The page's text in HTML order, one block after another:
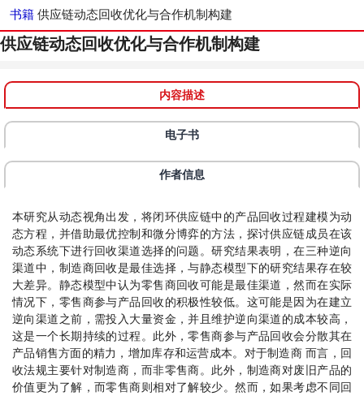
书籍 供应链动态回收优化与合作机制构建
供应链动态回收优化与合作机制构建
内容描述
电子书
作者信息
本研究从动态视角出发，将闭环供应链中的产品回收过程建模为动
态方程，并借助最优控制和微分博弈的方法，探讨供应链成员在该
动态系统下进行回收渠道选择的问题。研究结果表明，在三种逆向
渠道中，制造商回收是最佳选择，与静态模型下的研究结果存在较
大差异。静态模型中认为零售商回收可能是最佳渠道，然而在实际
情况下，零售商参与产品回收的积极性较低。这可能是因为在建立
逆向渠道之前，需投入大量资金，并且维护逆向渠道的成本较高，
这是一个长期持续的过程。此外，零售商参与产品回收会分散其在
产品销售方面的精力，增加库存和运营成本。对于制造商 而言，回
收法规主要针对制造商，而非零售商。此外，制造商对废旧产品的
价值更为了解，而零售商则相对了解较少。然而，如果考虑不同回